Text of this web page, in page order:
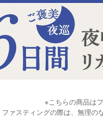
※こちらの商品は
ファスティングの際は、無理の